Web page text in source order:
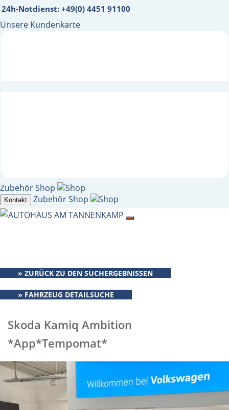
24h-Notdienst: +49(0) 4451 91100
Unsere Kundenkarte
Zubehör Shop
Kontakt Zubehör Shop
» ZURÜCK ZU DEN SUCHERGEBNISSEN
» FAHRZEUG DETAILSUCHE
Skoda Kamiq Ambition
*App*Tempomat*